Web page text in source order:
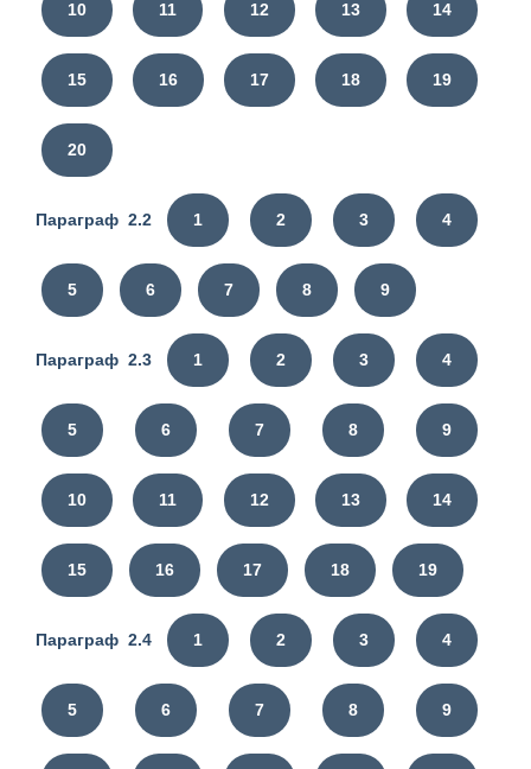
10 11 12 13 14
15 16 17 18 19
20
Параграф 2.2 1 2 3 4
5 6 7 8 9
Параграф 2.3 1 2 3 4
5 6 7 8 9
10 11 12 13 14
15 16 17 18 19
Параграф 2.4 1 2 3 4
5 6 7 8 9